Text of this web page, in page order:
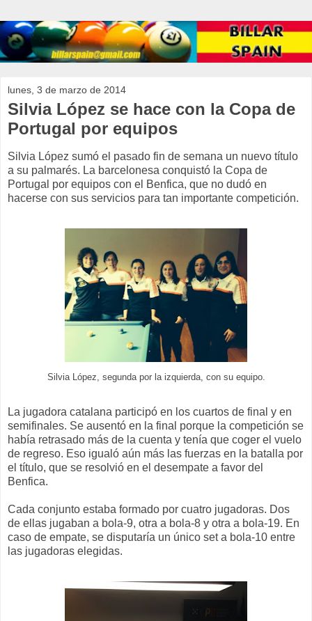
lunes, 3 de marzo de 2014
Silvia López se hace con la Copa de
Portugal por equipos
Silvia López sumó el pasado fin de semana un nuevo título
a su palmarés. La barcelonesa conquistó la Copa de
Portugal por equipos con el Benfica, que no dudó en
hacerse con sus servicios para tan importante competición.
Silvia López, segunda por la izquierda, con su equipo.
La jugadora catalana participó en los cuartos de final y en
semifinales. Se ausentó en la final porque la competición se
había retrasado más de la cuenta y tenía que coger el vuelo
de regreso. Eso igualó aún más las fuerzas en la batalla por
el título, que se resolvió en el desempate a favor del
Benfica.
Cada conjunto estaba formado por cuatro jugadoras. Dos
de ellas jugaban a bola-9, otra a bola-8 y otra a bola-19. En
caso de empate, se disputaría un único set a bola-10 entre
las jugadoras elegidas.